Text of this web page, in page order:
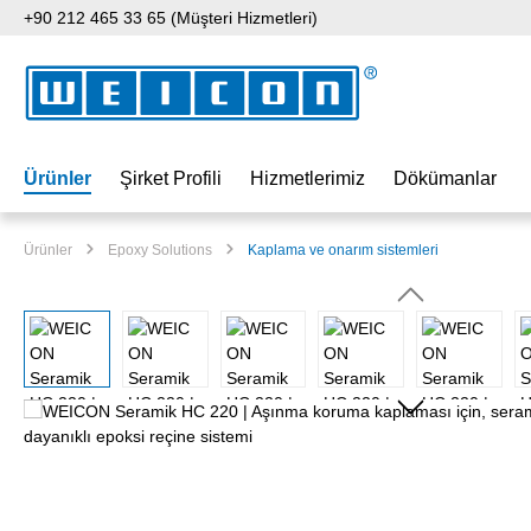
içeriğe geç
Aramaya atla
Ana navigasyona geç
+90 212 465 33 65 (Müşteri Hizmetleri)
Ürünler Şirket Profili Hizmetlerimiz Dökümanlar
Ürünler Epoxy Solutions Kaplama ve onarım sistemleri
Resim galerisini atla